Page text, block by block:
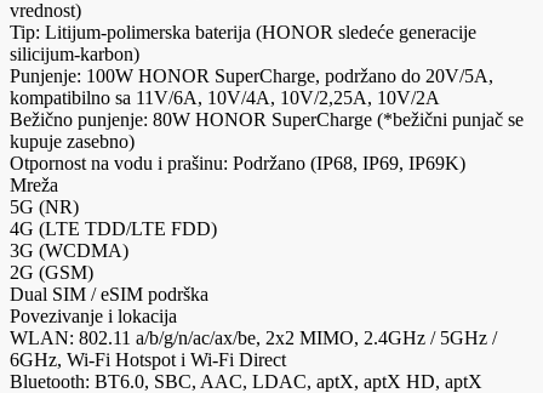
vrednost)
Tip: Litijum-polimerska baterija (HONOR sledeće generacije
silicijum-karbon)
Punjenje: 100W HONOR SuperCharge, podržano do 20V/5A,
kompatibilno sa 11V/6A, 10V/4A, 10V/2,25A, 10V/2A
Bežično punjenje: 80W HONOR SuperCharge (*bežični punjač se
kupuje zasebno)
Otpornost na vodu i prašinu: Podržano (IP68, IP69, IP69K)
Mreža
5G (NR)
4G (LTE TDD/LTE FDD)
3G (WCDMA)
2G (GSM)
Dual SIM / eSIM podrška
Povezivanje i lokacija
WLAN: 802.11 a/b/g/n/ac/ax/be, 2x2 MIMO, 2.4GHz / 5GHz /
6GHz, Wi-Fi Hotspot i Wi-Fi Direct
Bluetooth: BT6.0, SBC, AAC, LDAC, aptX, aptX HD, aptX